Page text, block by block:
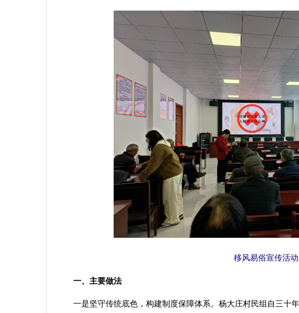
移风易俗宣传活动
一、 主要做法
一是坚守传统底色，构建制度保障体系。 杨大庄村民组自三十